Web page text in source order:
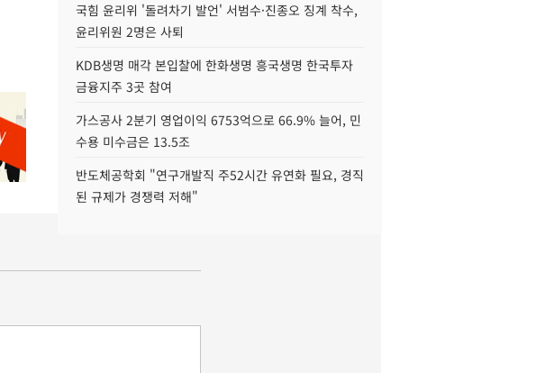
국힘 윤리위 '돌려차기 발언' 서범수·진종오 징계 착수,
윤리위원 2명은 사퇴
KDB생명 매각 본입찰에 한화생명 흥국생명 한국투자
금융지주 3곳 참여
가스공사 2분기 영업이익 6753억으로 66.9% 늘어, 민
수용 미수금은 13.5조
반도체공학회 "연구개발직 주52시간 유연화 필요, 경직
된 규제가 경쟁력 저해"